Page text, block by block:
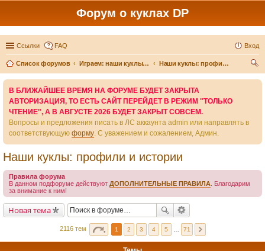
Форум о куклах DP
Ссылки FAQ Вход
Список форумов Играем: наши куклы и игры вокруг них
Наши куклы: профили и истории
В БЛИЖАЙШЕЕ ВРЕМЯ НА ФОРУМЕ БУДЕТ ЗАКРЫТА
АВТОРИЗАЦИЯ, ТО ЕСТЬ САЙТ ПЕРЕЙДЕТ В РЕЖИМ "ТОЛЬКО
ЧТЕНИЕ", А В АВГУСТЕ 2026 БУДЕТ ЗАКРЫТ СОВСЕМ.
Вопросы и предложения писать в ЛС аккаунта admin или направлять в
соответствующую форму. С уважением и сожалением, Админ.
Наши куклы: профили и истории
Правила форума
В данном подфоруме действуют ДОПОЛНИТЕЛЬНЫЕ ПРАВИЛА . Благодарим
за внимание к ним!
Новая тема
2116 тем 1 2 3 4 5 71